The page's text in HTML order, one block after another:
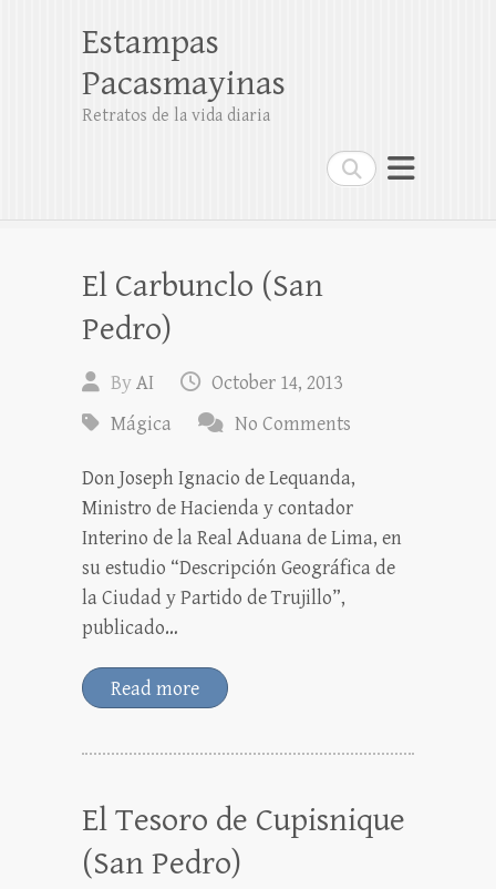
Search
Estampas
Pacasmayinas
Retratos de la vida diaria
El Carbunclo (San
Pedro)
ByAI
October 14, 2013
Mágica
No Comments
Don Joseph Ignacio de Lequanda,
Ministro de Hacienda y contador
Interino de la Real Aduana de Lima, en
su estudio “Descripción Geográfica de
la Ciudad y Partido de Trujillo”,
publicado…
Read more
El Tesoro de Cupisnique
(San Pedro)